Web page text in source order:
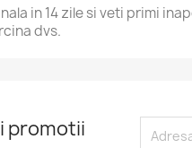
in 14 zile si veti primi
dvs.
promotii